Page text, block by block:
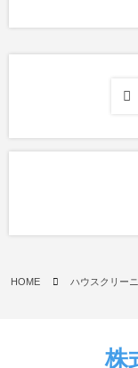
HOME ハウスクリー
株